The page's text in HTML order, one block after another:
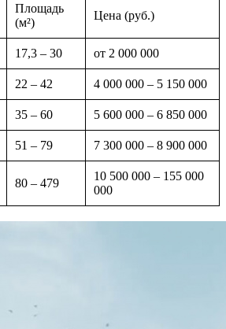
Площадь
(м²)
Цена (руб.)
17,3 – 30 от 2 000 000
22 – 42 4 000 000 – 5 150 000
35 – 60 5 600 000 – 6 850 000
51 – 79 7 300 000 – 8 900 000
80 – 479
10 500 000 – 155 000
000